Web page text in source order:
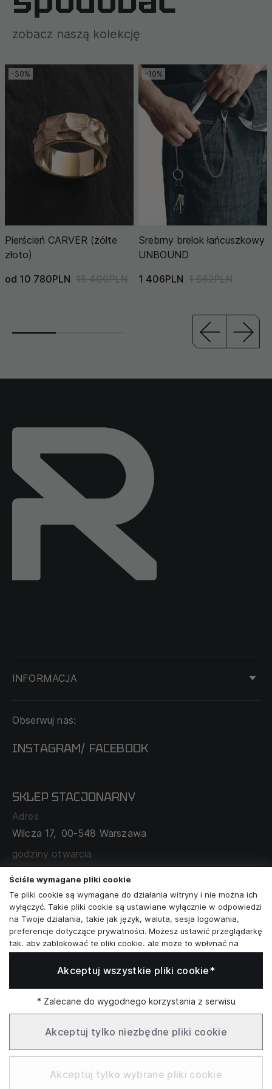
zobacz naszą kolekcję
-30%
Pierścień CARVER (żółte
złoto)
od 10 780PLN 15 400PLN
-10%
Srebrny brelok łańcuszkowy
UNBOUND
1 406PLN 1 562PLN
INFORMACJA
DOSTAWA I PŁATNOŚĆ
O NAS
MAPA SERWISU
ZAMÓWIENIA KORPORACYJNE
WSPÓŁPRACA Z PARTNERAMI
Obserwuj nas:
INSTAGRAM/ FACEBOOK
SKLEP STACJONARNY
Adres
Wilcza 17, 00-548 Warszawa
godziny otwarcia
poniedziałek - sobota: 11:00 - 19:00
Skontaktuj się z nami
+48573581161
info@reytel.pl
Whatsapp
Infolinia: Pn–Pt 09:00–17:00
Ściśle wymagane pliki cookie
Te pliki cookie są wymagane do działania witryny i nie można ich
wyłączyć. Takie pliki cookie są ustawiane wyłącznie w odpowiedzi
na Twoje działania, takie jak język, waluta, sesja logowania,
preferencje dotyczące prywatności. Możesz ustawić przeglądarkę
tak, aby zablokować te pliki cookie, ale może to wpłynąć na
sposób działania naszej witryny.
Analizy i statystyki
Marketing i retargeting
Te pliki cookie są zwykle ustawiane przez naszych partnerów
marketingowych i reklamowych. Mogą być przez nich
wykorzystywane do tworzenia profilu Twoich zainteresowań, a
następnie wyświetlania odpowiednich reklam. Jeśli nie zezwolisz
Twoich interesów.
Akceptuj wszystkie pliki cookie*
* Zalecane do wygodnego korzystania z serwisu
Akceptuj tylko niezbędne pliki cookie
Akceptuj tylko wybrane pliki cookie